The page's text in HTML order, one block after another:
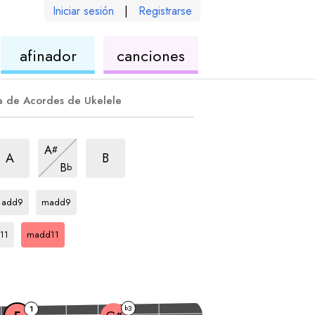
Iniciar sesión | Registrarse
afinadorukelelecanciones
de Acordes de Ukelele
A
A#
arpegio
Bb
madd11
B
add9
madd9
madd11
1 b3